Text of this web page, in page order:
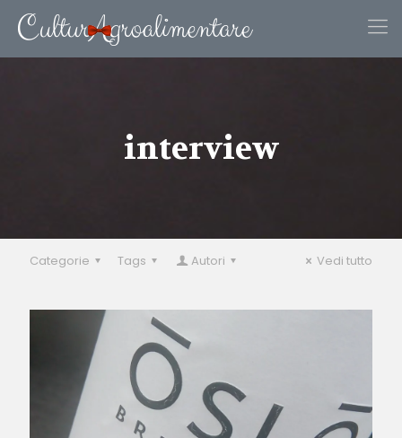
interview
Categorie Tags Autori Vedi tutto